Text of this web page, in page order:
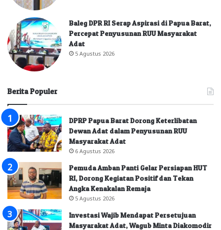
Baleg DPR RI Serap Aspirasi di Papua Barat,
Percepat Penyusunan RUU Masyarakat
Adat
5 Agustus 2026
Berita Populer
DPRP Papua Barat Dorong Keterlibatan
Dewan Adat dalam Penyusunan RUU
Masyarakat Adat
6 Agustus 2026
Pemuda Amban Panti Gelar Persiapan HUT
RI, Dorong Kegiatan Positif dan Tekan
Angka Kenakalan Remaja
5 Agustus 2026
Investasi Wajib Mendapat Persetujuan
Masyarakat Adat, Wagub Minta Diakomodir